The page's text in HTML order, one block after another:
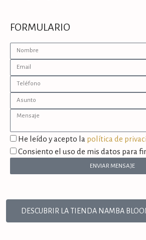
FORMULARIO
He leído y acepto la política de
Consiento el uso de mis datos para
ENVIAR MENSAJE
DESCUBRIR LA TIENDA NAMBA